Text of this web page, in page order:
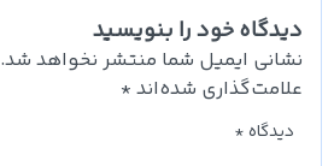
دیدگاه خود را بنویسید
نشانی ایمیل شما منتشر نخواهد شد.
علامت‌گذاری شده‌اند *
دیدگاه *